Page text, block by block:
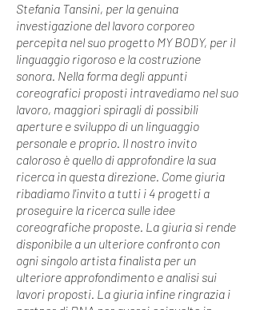
Stefania Tansini, per la genuina
investigazione del lavoro corporeo
percepita nel suo progetto MY BODY, per il
linguaggio rigoroso e la costruzione
sonora. Nella forma degli appunti
coreografici proposti intravediamo nel suo
lavoro, maggiori spiragli di possibili
aperture e sviluppo di un linguaggio
personale e proprio. Il nostro invito
caloroso è quello di approfondire la sua
ricerca in questa direzione. Come giuria
ribadiamo l'invito a tutti i 4 progetti a
proseguire la ricerca sulle idee
coreografiche proposte. La giuria si rende
disponibile a un ulteriore confronto con
ogni singolo artista finalista per un
ulteriore approfondimento e analisi sui
lavori proposti. La giuria infine ringrazia i